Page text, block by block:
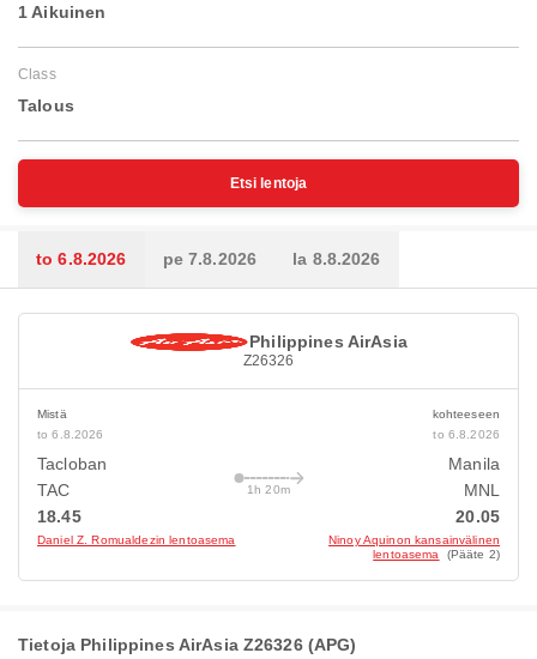
1 Aikuinen
Class
Talous
Etsi lentoja
to 6.8.2026 pe 7.8.2026 la 8.8.2026
Philippines AirAsia
Z26326
Mistä
to 6.8.2026
Tacloban
TAC
18.45
Daniel Z. Romualdezin lentoasema
1h 20m
kohteeseen
to 6.8.2026
Manila
MNL
20.05
Ninoy Aquinon kansainvälinen
lentoasema
(Pääte 2)
Tietoja Philippines AirAsia Z26326 (APG)